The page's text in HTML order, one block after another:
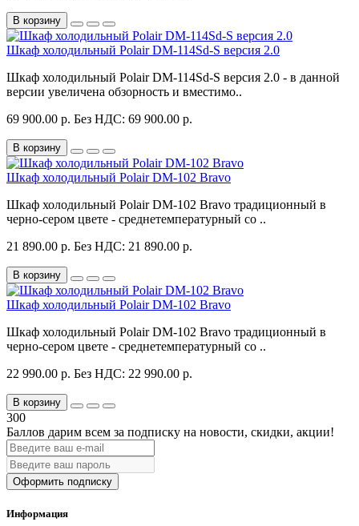
В корзину
Шкаф холодильный Polair DM-114Sd-S версия 2.0
Шкаф холодильный Polair DM-114Sd-S версия 2.0 - в данной
версии увеличена обзорность и вместимо..
69 900.00 р. Без НДС: 69 900.00 р.
В корзину
Шкаф холодильный Polair DM-102 Bravo
Шкаф холодильный Polair DM-102 Bravo традиционный в
черно-сером цвете - среднетемпературный со ..
21 890.00 р. Без НДС: 21 890.00 р.
В корзину
Шкаф холодильный Polair DM-102 Bravo
Шкаф холодильный Polair DM-102 Bravo традиционный в
черно-сером цвете - среднетемпературный со ..
22 990.00 р. Без НДС: 22 990.00 р.
В корзину
300
Баллов дарим всем за подписку на новости, скидки, акции!
Оформить подписку
Информация